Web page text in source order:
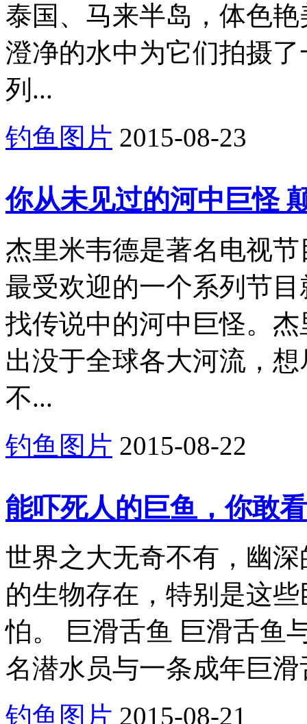
泰国、马来半岛，体色
澄净的水中为它们拍摄
列...
钓鱼图片 2015-08-23
你从未见过的河中巨怪
杰里米韦德是著名电视
最受欢迎的一个系列节
找传说中的河中巨怪。
出没于全球各大河流，
不...
钓鱼图片 2015-08-22
能吓死人的巨鱼，你敢
世界之大无奇不有，幽
的生物存在，特别是这
怕。 巨滑舌鱼 巨滑舌鱼
名潜水员与一条成年巨
钓鱼图片 2015-08-21